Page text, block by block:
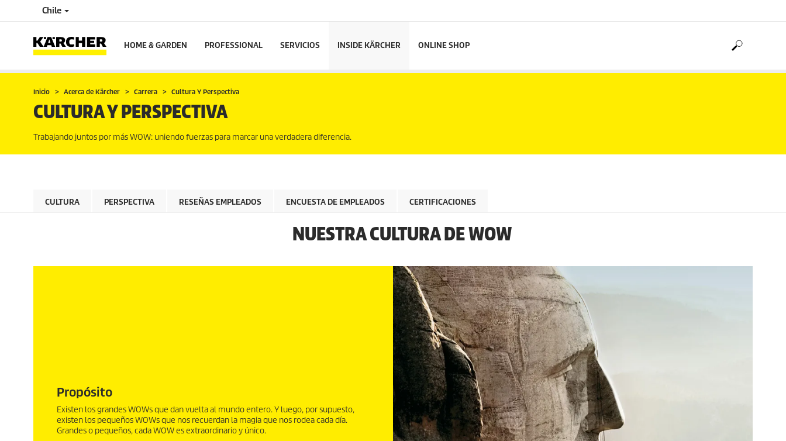
Chile
HOME & GARDEN PROFESSIONAL SERVICIOS INSIDE KÄRCHER ONLINE SHOP
Inicio Acerca de Kärcher Carrera Cultura Y Perspectiva
CULTURA Y PERSPECTIVA
Trabajando juntos por más WOW: uniendo fuerzas para marcar una verdadera diferencia.
CULTURA PERSPECTIVA RESEÑAS EMPLEADOS ENCUESTA DE EMPLEADOS CERTIFICACIONES
NUESTRA CULTURA DE WOW
Propósito
Existen los grandes WOWs que dan vuelta al mundo entero. Y luego, por supuesto,
existen los pequeños WOWs que nos recuerdan la magia que nos rodea cada día.
Grandes o pequeños, cada WOW es extraordinario y único.